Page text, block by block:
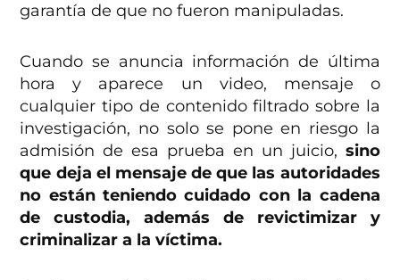
garantía de que no fueron manipuladas.
Cuando se anuncia información de última
hora y aparece un video, mensaje o
cualquier tipo de contenido filtrado sobre la
investigación, no solo se pone en riesgo la
admisión de esa prueba en un juicio, sino
que deja el mensaje de que las autoridades
no están teniendo cuidado con la cadena
de custodia, además de revictimizar y
criminalizar a la víctima.